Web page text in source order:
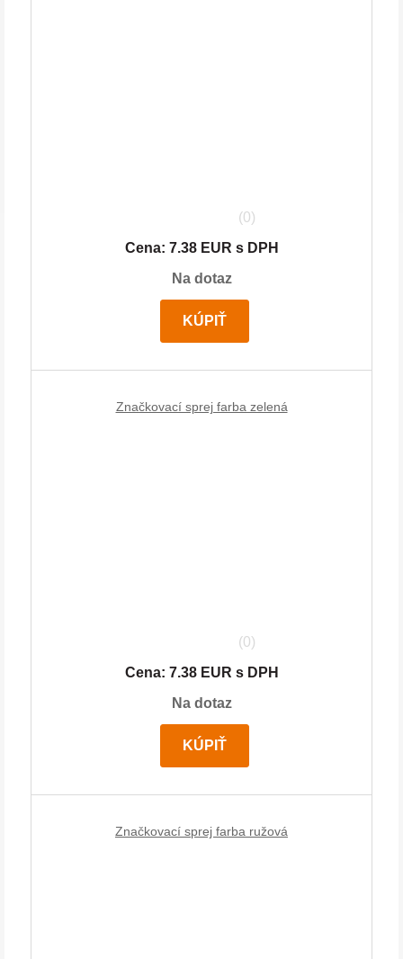
(0)
Cena: 7.38 EUR s DPH
Na dotaz
KÚPIŤ
Značkovací sprej farba zelená
(0)
Cena: 7.38 EUR s DPH
Na dotaz
KÚPIŤ
Značkovací sprej farba ružová